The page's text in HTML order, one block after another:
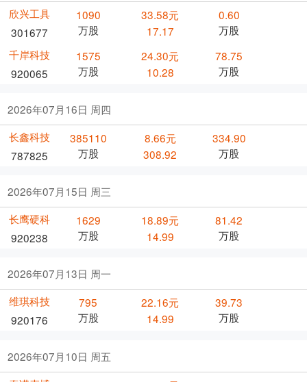
欣兴工具
301677
1090
万股
33.58元
17.17
0.60
万股
千岸科技
920065
1575
万股
24.30元
10.28
78.75
万股
2026年07月16日 周四
长鑫科技
787825
385110
万股
8.66元
308.92
334.90
万股
2026年07月15日 周三
长鹰硬科
920238
1629
万股
18.89元
14.99
81.42
万股
2026年07月13日 周一
维琪科技
920176
795
万股
22.16元
14.99
39.73
万股
2026年07月10日 周五